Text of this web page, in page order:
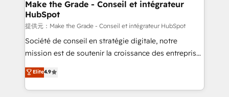
avec un engagement total, alignant processus
métiers et technologie, et guidant vos équipes à
travers le changement, tout en centrant vos objectifs
d’entreprise. Grâce à une méthodologie éprouvée
auprès de plus de 400 clients, nous comprenons
HubSpot dans votre organisation. Pour toute
question technique ou besoin de structuration de
Make the Grade - Conseil et intégrateur
HubSpot
提供元：Make the Grade - Conseil et intégrateur HubSpot
Société de conseil en stratégie digitale, notre
mission est de soutenir la croissance des entreprises
B2B à travers l’acquisition de nouveaux clients,
l'intégration CRM et le développement des revenus
auprès de vos comptes existants. En France et à
Elite4.9